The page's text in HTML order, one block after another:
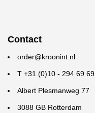
Contact
order@kroonint.nl
T +31 (0)10 - 294 69 69
Albert Plesmanweg 77
3088 GB Rotterdam